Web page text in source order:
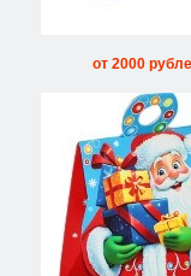
от 2000